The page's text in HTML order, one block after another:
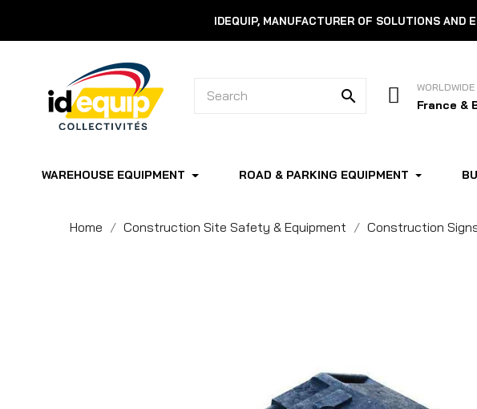
IDEQUIP, MANUFACTURER OF SOLUTIONS AND
search France &
WAREHOUSE EQUIPMENT ROAD & PARKING EQUIPMENT
Home Construction Site Safety & Equipment Construction